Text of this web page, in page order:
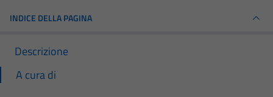
INDICE DELLA PAGINA
Descrizione
A cura di